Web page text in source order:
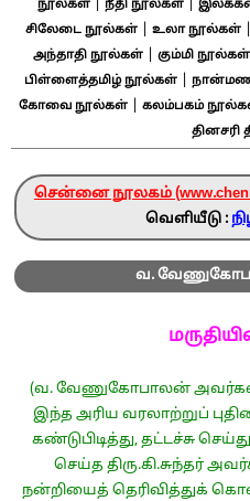
நூல்கள்
நீதி நூல்கள்
சிலேடை நூல்கள் உலா நூல்கள்
அந்தாதி நூல்கள்| கும்மி நூல்கள்
பிள்ளைத்தமிழ் நூல்கள்|
கோவை நூல்கள் கலம்பகம்
தினசரி
சென்னை நூலகம்
வெளியீடு :
வ.
(வ. வேணுகோபாலன்
இந்த அரிய வரலாற்றுப்
கண்டுபிடித்து, தட்டச்சு
செய்த திரு.கி.சுந்தர்
நன்றியைத் தெரிவித்துக்